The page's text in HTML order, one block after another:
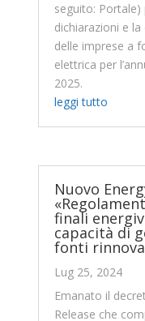
seguito: Portale)
dichiarazioni e la
delle imprese a
elettrica per
2025.
leggi tutto
Nuovo
finali
capacità di
fonti
Lug 25, 2024
Emanato il
Release che